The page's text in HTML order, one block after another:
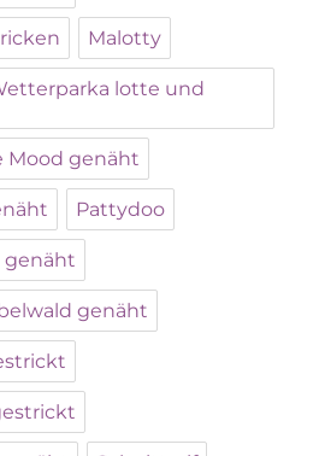
Malotty
lotte und
Mood genäht
Pattydoo
genäht
genäht